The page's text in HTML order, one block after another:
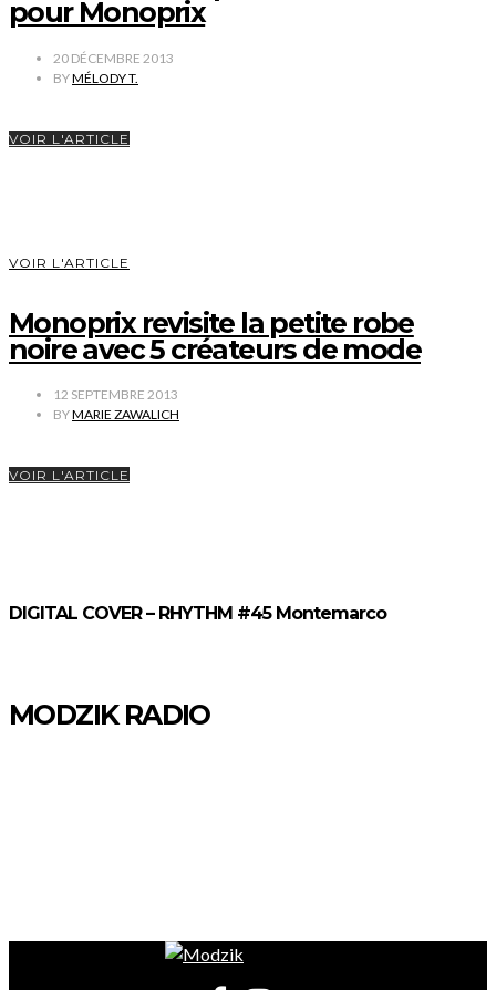
pour Monoprix
20 DÉCEMBRE 2013
BYMÉLODY T.
VOIR L'ARTICLE
VOIR L'ARTICLE
Monoprix revisite la petite robe
noire avec 5 créateurs de mode
12 SEPTEMBRE 2013
BYMARIE ZAWALICH
VOIR L'ARTICLE
DIGITAL COVER – RHYTHM #45 Montemarco
MODZIK RADIO